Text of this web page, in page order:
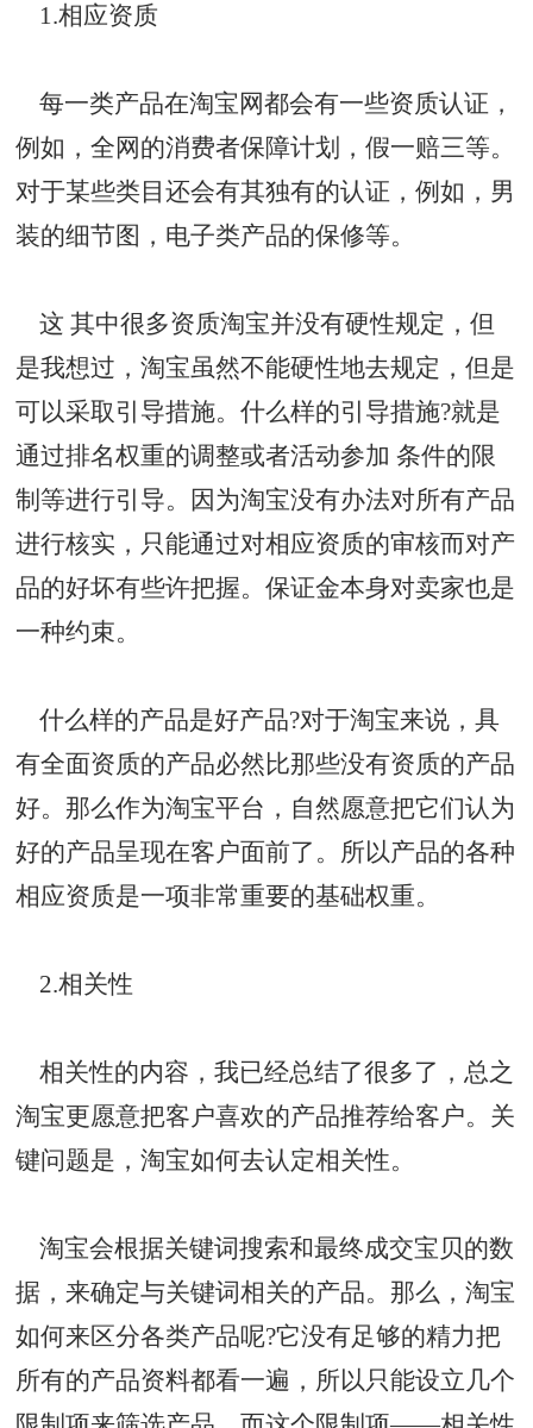
1.相应资质
每一类产品在淘宝网都会有一些资质认证，
例如，全网的消费者保障计划，假一赔三等。
对于某些类目还会有其独有的认证，例如，男
装的细节图，电子类产品的保修等。
这 其中很多资质淘宝并没有硬性规定，但
是我想过，淘宝虽然不能硬性地去规定，但是
可以采取引导措施。什么样的引导措施?就是
通过排名权重的调整或者活动参加 条件的限
制等进行引导。因为淘宝没有办法对所有产品
进行核实，只能通过对相应资质的审核而对产
品的好坏有些许把握。保证金本身对卖家也是
一种约束。
什么样的产品是好产品?对于淘宝来说，具
有全面资质的产品必然比那些没有资质的产品
好。那么作为淘宝平台，自然愿意把它们认为
好的产品呈现在客户面前了。所以产品的各种
相应资质是一项非常重要的基础权重。
2.相关性
相关性的内容，我已经总结了很多了，总之
淘宝更愿意把客户喜欢的产品推荐给客户。关
键问题是，淘宝如何去认定相关性。
淘宝会根据关键词搜索和最终成交宝贝的数
据，来确定与关键词相关的产品。那么，淘宝
如何来区分各类产品呢?它没有足够的精力把
所有的产品资料都看一遍，所以只能设立几个